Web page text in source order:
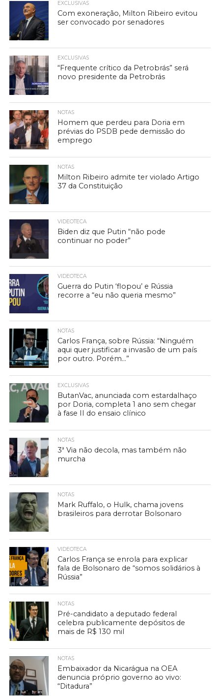
EXCLUSIVAS
Com exoneração, Milton Ribeiro evitou
ser convocado por senadores
EXCLUSIVAS
“Frequente crítico da Petrobrás” será
novo presidente da Petrobrás
NOTAS
Homem que perdeu para Doria em
prévias do PSDB pede demissão do
emprego
NOTAS
Milton Ribeiro admite ter violado Artigo
37 da Constituição
VIDEOTECA
Biden diz que Putin “não pode
continuar no poder”
VIDEOTECA
Guerra do Putin ‘flopou’ e Rússia
recorre a “eu não queria mesmo”
NOTAS
Carlos França, sobre Rússia: “Ninguém
aqui quer justificar a invasão de um país
por outro. Porém…”
EXCLUSIVAS
ButanVac, anunciada com estardalhaço
por Doria, completa 1 ano sem chegar
à fase II do ensaio clínico
NOTAS
3ª Via não decola, mas também não
murcha
NOTAS
Mark Ruffalo, o Hulk, chama jovens
brasileiros para derrotar Bolsonaro
VIDEOTECA
Carlos França se enrola para explicar
fala de Bolsonaro de “somos solidários à
Rússia”
NOTAS
Pré-candidato a deputado federal
celebra publicamente depósitos de
mais de R$ 130 mil
NOTAS
Embaixador da Nicarágua na OEA
denuncia próprio governo ao vivo:
“Ditadura”